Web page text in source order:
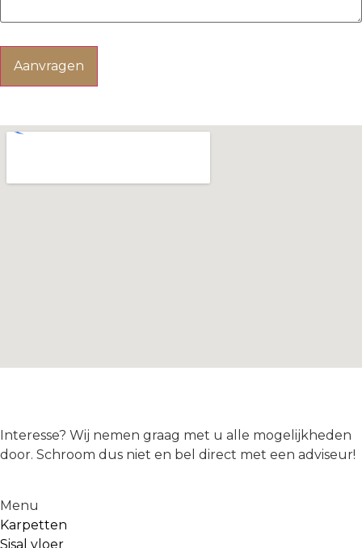
Interesse? Wij nemen graag met u alle mogelijkheden
door. Schroom dus niet en bel direct met een adviseur!
Menu
Karpetten
Sisal vloer